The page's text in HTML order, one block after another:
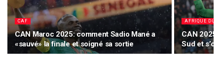
CAF
CAN Maroc 2025: comment Sadio Mané a
«sauvé» la finale et soigné sa sortie
AFRIQUE DU
CAN 2025:
Sud et